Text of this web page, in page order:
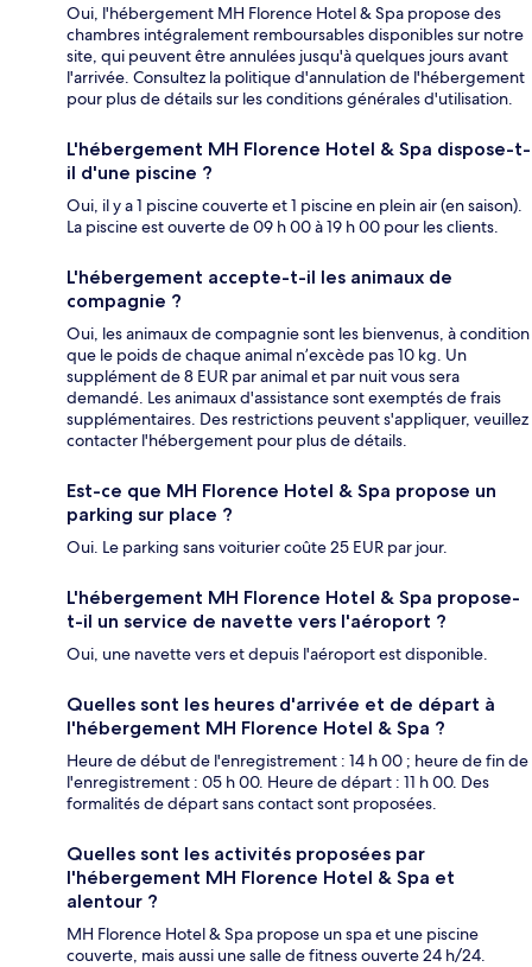
Oui, l'hébergement MH Florence Hotel & Spa propose des
chambres intégralement remboursables disponibles sur notre
site, qui peuvent être annulées jusqu'à quelques jours avant
l'arrivée. Consultez la politique d'annulation de l'hébergement
pour plus de détails sur les conditions générales d'utilisation.
L'hébergement MH Florence Hotel & Spa dispose-t-
il d'une piscine ?
Oui, il y a 1 piscine couverte et 1 piscine en plein air (en saison).
La piscine est ouverte de 09 h 00 à 19 h 00 pour les clients.
L'hébergement accepte-t-il les animaux de
compagnie ?
Oui, les animaux de compagnie sont les bienvenus, à condition
que le poids de chaque animal n’excède pas 10 kg. Un
supplément de 8 EUR par animal et par nuit vous sera
demandé. Les animaux d'assistance sont exemptés de frais
supplémentaires. Des restrictions peuvent s'appliquer, veuillez
contacter l'hébergement pour plus de détails.
Est-ce que MH Florence Hotel & Spa propose un
parking sur place ?
Oui. Le parking sans voiturier coûte 25 EUR par jour.
L'hébergement MH Florence Hotel & Spa propose-
t-il un service de navette vers l'aéroport ?
Oui, une navette vers et depuis l'aéroport est disponible.
Quelles sont les heures d'arrivée et de départ à
l'hébergement MH Florence Hotel & Spa ?
Heure de début de l'enregistrement : 14 h 00 ; heure de fin de
l'enregistrement : 05 h 00. Heure de départ : 11 h 00. Des
formalités de départ sans contact sont proposées.
Quelles sont les activités proposées par
l'hébergement MH Florence Hotel & Spa et
alentour ?
MH Florence Hotel & Spa propose un spa et une piscine
couverte, mais aussi une salle de fitness ouverte 24 h/24.